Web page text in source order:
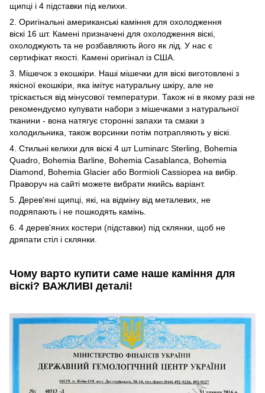
щипці і 4 підставки під келихи.
2. Оригінальні американські каміння для охолодження
віскі 16 шт. Камені призначені для охолодження віскі,
охолоджують та не розбавляють його як лід. У нас є
сертифікат якості. Камені оригінал із США.
3. Мішечок з екошкіри. Наші мішечки для віскі виготовлені з
якісної екошкіри, яка імітує натуральну шкіру, але не
тріскається від мінусової температури. Також ні в якому разі не
рекомендуємо купувати набори з мішечками з натуральної
тканини - вона натягує сторонні запахи та смаки з
холодильника, також ворсинки потім потрапляють у віскі.
4. Стильні келихи для віскі 4 шт Luminarc Sterling, Bohemia
Quadro, Bohemia Barline, Bohemia Casablanca, Bohemia
Diamond, Bohemia Glacier або Bormioli Cassiopea на вибір.
Праворуч на сайті можете вибрати якийсь варіант.
5. Дерев'яні щипці, які, на відміну від металевих, не
подряпають і не пошкодять камінь.
6. 4 дерев'яних костери (підставки) під склянки, щоб не
дряпати стіл і склянки.
Чому варто купити саме наше каміння для
віскі? ВАЖЛИВІ деталі!